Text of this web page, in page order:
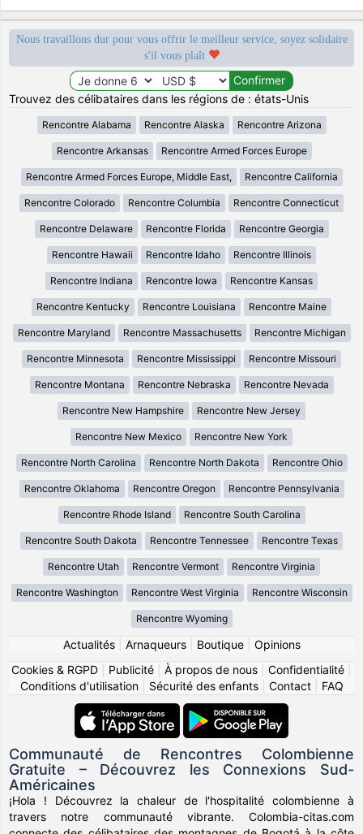
Nous travaillons dur pour vous offrir le meilleur service, soyez solidaire
s'il vous plaît
Trouvez des célibataires dans les régions de : états-Unis
Rencontre Alabama Rencontre Alaska Rencontre Arizona
Rencontre Arkansas Rencontre Armed Forces Europe
Rencontre Armed Forces Europe, Middle East, Rencontre California
Rencontre Colorado Rencontre Columbia Rencontre Connecticut
Rencontre Delaware Rencontre Florida Rencontre Georgia
Rencontre Hawaii Rencontre Idaho Rencontre Illinois
Rencontre Indiana Rencontre Iowa Rencontre Kansas
Rencontre Kentucky Rencontre Louisiana Rencontre Maine
Rencontre Maryland Rencontre Massachusetts Rencontre Michigan
Rencontre Minnesota Rencontre Mississippi Rencontre Missouri
Rencontre Montana Rencontre Nebraska Rencontre Nevada
Rencontre New Hampshire Rencontre New Jersey
Rencontre New Mexico Rencontre New York
Rencontre North Carolina Rencontre North Dakota Rencontre Ohio
Rencontre Oklahoma Rencontre Oregon Rencontre Pennsylvania
Rencontre Rhode Island Rencontre South Carolina
Rencontre South Dakota Rencontre Tennessee Rencontre Texas
Rencontre Utah Rencontre Vermont Rencontre Virginia
Rencontre Washington Rencontre West Virginia Rencontre Wisconsin
Rencontre Wyoming
Actualités| Arnaqueurs| Boutique| Opinions
Cookies & RGPD
Publicité À propos de nous Confidentialité
Conditions d'utilisation| Sécurité des enfants| Contact| FAQ
Communauté de Rencontres Colombienne
Gratuite – Découvrez les Connexions Sud-
Américaines
¡Hola ! Découvrez la chaleur de l'hospitalité colombienne à
travers notre communauté vibrante. Colombia-citas.com